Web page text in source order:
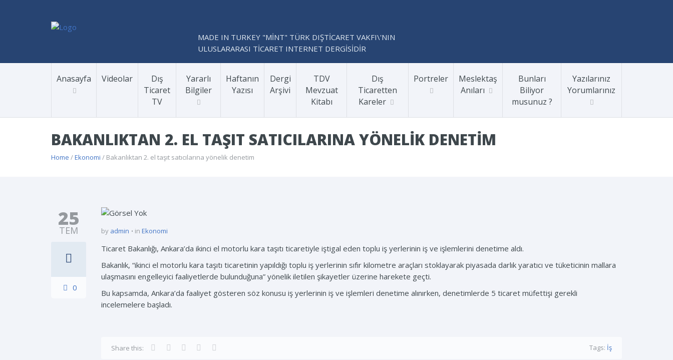
MADE IN TURKEY "MİNT" TÜRK DIŞTİCARET VAKFI\'NIN
ULUSLARARASI TİCARET INTERNET DERGİSİDİR
Anasayfa Videolar
Dış
Ticaret
TV
Yararlı
Bilgiler
Haftanın
Yazısı
Dergi
Arşivi
TDV
Mevzuat
Kitabı
Dış
Ticaretten
Kareler
Portreler
Meslektaş
Anıları
Bunları
Biliyor
musunuz ?
Yazılarınız
Yorumlarınız
BAKANLIKTAN 2. EL TAŞIT SATICILARINA YÖNELIK DENETIM
Home /Ekonomi / Bakanlıktan 2. el taşıt satıcılarına yönelik denetim
25
TEM
0
by admin in Ekonomi
Ticaret Bakanlığı, Ankara’da ikinci el motorlu kara taşıtı ticaretiyle iştigal eden toplu iş yerlerinin iş ve işlemlerini denetime aldı.
Bakanlık, “ikinci el motorlu kara taşıtı ticaretinin yapıldığı toplu iş yerlerinin sıfır kilometre araçları stoklayarak piyasada darlık yaratıcı ve tüketicinin mallara
ulaşmasını engelleyici faaliyetlerde bulunduğuna” yönelik iletilen şikayetler üzerine harekete geçti.
Bu kapsamda, Ankara’da faaliyet gösteren söz konusu iş yerlerinin iş ve işlemleri denetime alınırken, denetimlerde 5 ticaret müfettişi gerekli
incelemelere başladı.
Share this: Tags: İş